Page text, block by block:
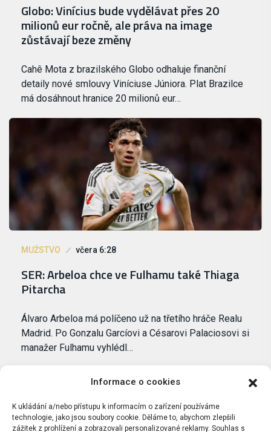
Informace o cookies
K ukládání a/nebo přístupu k informacím o zařízení používáme
technologie, jako jsou soubory cookie. Děláme to, abychom zlepšili
zážitek z prohlížení a zobrazovali personalizované reklamy. Souhlas s
Globo: Vinícius bude vydělávat přes 20
milionů eur ročně, ale práva na image
zůstávají beze změny
Cahê Mota z brazilského Globo odhaluje finanční
detaily nové smlouvy Viníciuse Júniora. Plat Brazilce
má dosáhnout hranice 20 milionů eur…
MUŽSTVO včera 6:28
SER: Arbeloa chce ve Fulhamu také Thiaga
Pitarcha
Álvaro Arbeloa má políčeno už na třetího hráče Realu
Madrid. Po Gonzalu Garcíovi a Césarovi Palaciosovi si
manažer Fulhamu vyhlédl…